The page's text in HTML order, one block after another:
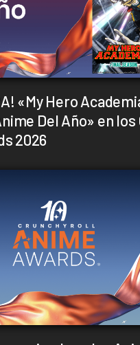
«My Hero
Del Año» en los
2026